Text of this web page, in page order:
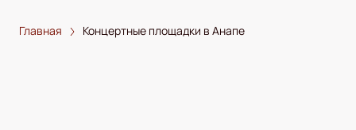
Главная Концертные площадки в Анапе